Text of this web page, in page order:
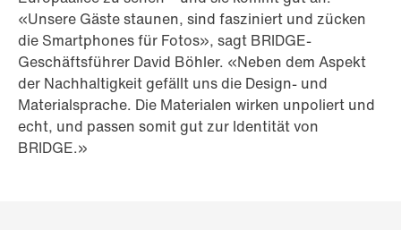
«Unsere Gäste staunen, sind fasziniert und zücken
die Smartphones für Fotos», sagt BRIDGE-
Geschäftsführer David Böhler. «Neben dem Aspekt
der Nachhaltigkeit gefällt uns die Design- und
Materialsprache. Die Materialen wirken unpoliert und
echt, und passen somit gut zur Identität von
BRIDGE.»